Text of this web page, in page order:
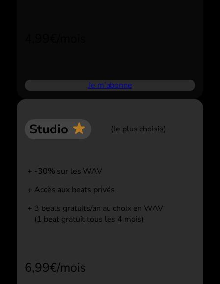
Je m’abonne
Studio (le plus choisis)
-30% sur les WAV
Accès aux beats privés
3 beats gratuits/an au choix en WAV
(1 beat gratuit tous les 4 mois)
6,99€/mois